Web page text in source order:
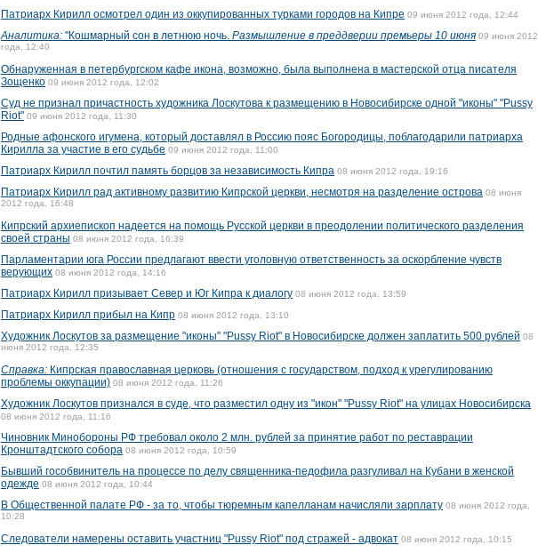
Патриарх Кирилл осмотрел один из оккупированных турками городов на Кипре 09 июня 2012 года, 12:44
Аналитика: "Кошмарный сон в летнюю ночь. Размышление в преддверии премьеры 10 июня 09 июня 2012
года, 12:40
Обнаруженная в петербургском кафе икона, возможно, была выполнена в мастерской отца писателя
Зощенко 09 июня 2012 года, 12:02
Суд не признал причастность художника Лоскутова к размещению в Новосибирске одной "иконы" "Pussy
Riot" 09 июня 2012 года, 11:30
Родные афонского игумена, который доставлял в Россию пояс Богородицы, поблагодарили патриарха
Кирилла за участие в его судьбе 09 июня 2012 года, 11:00
Патриарх Кирилл почтил память борцов за независимость Кипра 08 июня 2012 года, 19:16
Патриарх Кирилл рад активному развитию Кипрской церкви, несмотря на разделение острова 08 июня
2012 года, 16:48
Кипрский архиепископ надеется на помощь Русской церкви в преодолении политического разделения
своей страны 08 июня 2012 года, 16:39
Парламентарии юга России предлагают ввести уголовную ответственность за оскорбление чувств
верующих 08 июня 2012 года, 14:16
Патриарх Кирилл призывает Север и Юг Кипра к диалогу 08 июня 2012 года, 13:59
Патриарх Кирилл прибыл на Кипр 08 июня 2012 года, 13:10
Художник Лоскутов за размещение "иконы" "Pussy Riot" в Новосибирске должен заплатить 500 рублей 08
июня 2012 года, 12:35
Справка: Кипрская православная церковь (отношения с государством, подход к урегулированию
проблемы оккупации) 08 июня 2012 года, 11:26
Художник Лоскутов признался в суде, что разместил одну из "икон" "Pussy Riot" на улицах Новосибирска
08 июня 2012 года, 11:16
Чиновник Минобороны РФ требовал около 2 млн. рублей за принятие работ по реставрации
Кронштадтского собора 08 июня 2012 года, 10:59
Бывший гособвинитель на процессе по делу священника-педофила разгуливал на Кубани в женской
одежде 08 июня 2012 года, 10:44
В Общественной палате РФ - за то, чтобы тюремным капелланам начисляли зарплату 08 июня 2012 года,
10:28
Следователи намерены оставить участниц "Pussy Riot" под стражей - адвокат 08 июня 2012 года, 10:15